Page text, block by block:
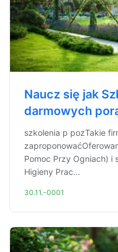
Naucz się jak
darmowych
szkolenia p pozTakie
Pomoc Przy Ogniach) i
Higieny Prac...
30.11.-0001